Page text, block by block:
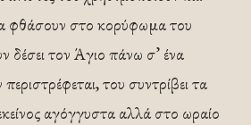
φθάσουν στο κορύφωμα του
δέσει τον Άγιο πάνω σ’ ένα
του συντρίβει τα
αγόγγυστα αλλά στο ωραίο